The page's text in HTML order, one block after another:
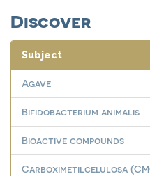
Discover
Subject
Agave
Bifidobacterium animalis
Bioactive compounds
Carboximetilcelulosa